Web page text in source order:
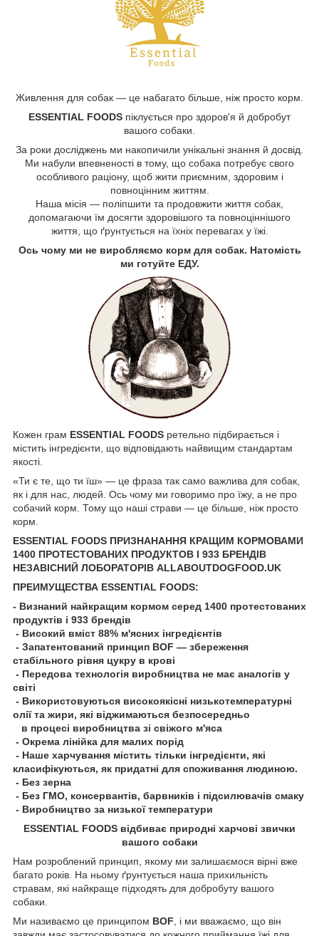
Живлення для собак — це набагато більше, ніж просто корм.
ESSENTIAL FOODS піклується про здоров'я й добробут
вашого собаки.
За роки досліджень ми накопичили унікальні знання й досвід.
Ми набули впевненості в тому, що собака потребує свого
особливого раціону, щоб жити приємним, здоровим і
повноцінним життям.
Наша місія — поліпшити та продовжити життя собак,
допомагаючи їм досягти здоровішого та повноціннішого
життя, що ґрунтується на їхніх перевагах у їжі.
Ось чому ми не виробляємо корм для собак. Натомість
ми готуйте ЕДУ.
Кожен грам ESSENTIAL FOODS ретельно підбирається і
містить інгредієнти, що відповідають найвищим стандартам
якості.
«Ти є те, що ти їш» — це фраза так само важлива для собак,
як і для нас, людей. Ось чому ми говоримо про їжу, а не про
собачий корм. Тому що наші страви — це більше, ніж просто
корм.
ESSENTIAL FOODS ПРИЗНАНАННЯ КРАЩИМ КОРМОВАМИ
1400 ПРОТЕСТОВАНИХ ПРОДУКТОВ І 933 БРЕНДІВ
НЕЗАВІСНИЙ ЛОБОРАТОРІВ ALLABOUTDOGFOOD.UK
ПРЕИМУЩЕСТВА ESSENTIAL FOODS:
- Визнаний найкращим кормом серед 1400 протестованих
продуктів і 933 брендів
- Високий вміст 88% м'ясних інгредієнтів
- Запатентований принцип BOF — збереження
стабільного рівня цукру в крові
- Передова технологія виробництва не має аналогів у
світі
- Використовуються високоякісні низькотемпературні
олії та жири, які віджимаються безпосередньо
в процесі виробництва зі свіжого м'яса
- Окрема лінійка для малих порід
- Наше харчування містить тільки інгредієнти, які
класифікуються, як придатні для споживання людиною.
- Без зерна
- Без ГМО, консервантів, барвників і підсилювачів смаку
- Виробництво за низької температури
ESSENTIAL FOODS відбиває природні харчові звички
вашого собаки
Нам розроблений принцип, якому ми залишаємося вірні вже
багато років. На ньому ґрунтується наша прихильність
стравам, які найкраще підходять для добробуту вашого
собаки.
Ми називаємо це принципом BOF , і ми вважаємо, що він